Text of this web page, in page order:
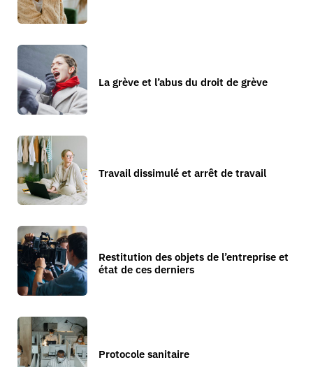
La grève et l’abus du droit de grève
Travail dissimulé et arrêt de travail
Restitution des objets de l’entreprise et
état de ces derniers
Protocole sanitaire